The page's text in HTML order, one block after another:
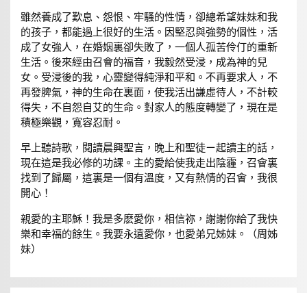
雖然養成了歎息、怨恨、牢騷的性情，卻總希望妹妹和我
的孩子，都能過上很好的生活。因堅忍與強勢的個性，活
成了女強人，在婚姻裏卻失敗了，一個人孤苦伶仃的重新
生活。後來經由召會的福音，我毅然受浸，成為神的兒
女。受浸後的我，心靈變得純淨和平和。不再要求人，不
再發脾氣，神的生命在裏面，使我活出謙虛待人，不計較
得失，不自怨自艾的生命。對家人的態度轉變了，現在是
積極樂觀，寬容忍耐。
早上聽詩歌，閱讀晨興聖言，晚上和聖徒ㄧ起讀主的話，
現在這是我必修的功課。主的愛給使我走出陰霾，召會裏
找到了歸屬，這裏是一個有溫度，又有熱情的召會，我很
開心！
親愛的主耶穌！我是多麽愛你，相信祢，謝謝你給了我快
樂和幸福的餘生。我要永遠愛你，也愛弟兄姊妹。（周姊
妹）